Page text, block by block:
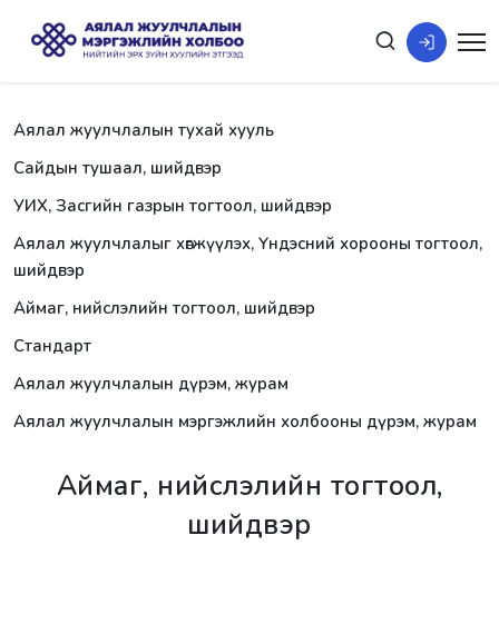
Аялал жуулчлалын тухай хууль
Сайдын тушаал, шийдвэр
УИХ, Засгийн газрын тогтоол, шийдвэр
Аялал жуулчлалыг хөгжүүлэх, Үндэсний хорооны тогтоол,
шийдвэр
Аймаг, нийслэлийн тогтоол, шийдвэр
Стандарт
Аялал жуулчлалын дүрэм, журам
Аялал жуулчлалын мэргэжлийн холбооны дүрэм, журам
Аймаг, нийслэлийн тогтоол,
шийдвэр